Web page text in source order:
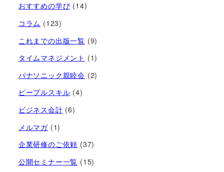
おすすめの学び (14)
コラム (123)
これまでの出版一覧 (9)
タイムマネジメント (1)
パナソニック親睦会 (2)
ピープルスキル (4)
ビジネス会計 (6)
メルマガ (1)
企業研修のご依頼 (37)
公開セミナー一覧 (15)